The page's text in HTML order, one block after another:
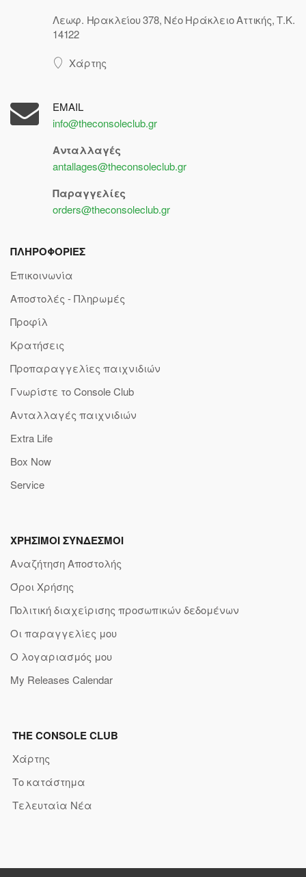
Λεωφ. Ηρακλείου 378, Νέο Ηράκλειο Αττικής, Τ.Κ.
14122
Χάρτης
EMAIL
info@theconsoleclub.gr
Ανταλλαγές
antallages@theconsoleclub.gr
Παραγγελίες
orders@theconsoleclub.gr
ΠΛΗΡΟΦΟΡΙΕΣ
Επικοινωνία
Αποστολές - Πληρωμές
Προφίλ
Κρατήσεις
Προπαραγγελίες παιχνιδιών
Γνωρίστε το Console Club
Ανταλλαγές παιχνιδιών
Extra Life
Box Now
Service
ΧΡΗΣΙΜΟΙ ΣΥΝΔΕΣΜΟΙ
Αναζήτηση Αποστολής
Όροι Χρήσης
Πολιτική διαχείρισης προσωπικών δεδομένων
Οι παραγγελίες μου
Ο λογαριασμός μου
My Releases Calendar
THE CONSOLE CLUB
Χάρτης
Το κατάστημα
Τελευταία Νέα